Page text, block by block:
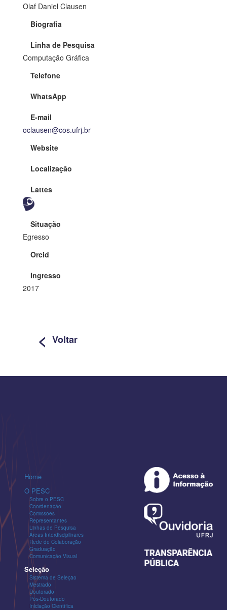
Olaf Daniel Clausen
Biografia
Linha de Pesquisa
Computação Gráfica
Telefone
WhatsApp
E-mail
oclausen@cos.ufrj.br
Website
Localização
Lattes
Situação
Egresso
Orcid
Ingresso
2017
< Voltar
Home
O PESC
Sobre o PESC
Coordenação
Comissões
Representantes
Linhas de Pesquisa
Áreas Interdisciplinares
Rede de Colaboração
Graduação
Comunicação Visual
Seleção
Sistema de Seleção
Mestrado
Doutorado
Pós-Doutorado
Iniciação Científica